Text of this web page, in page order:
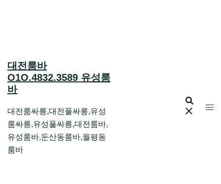
대전룸바
O1O.4832.3589 유성룸
바
대전룸싸롱,대전풀싸롱,유성
룸싸롱,유성풀싸롱,대전룸바,
유성룸바,둔산동룸바,월평동
룸바